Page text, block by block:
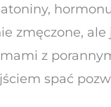
zmęczone,
z
spać